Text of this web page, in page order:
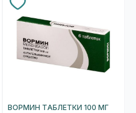
ВОРМИН ТАБЛЕТКИ 100 МГ